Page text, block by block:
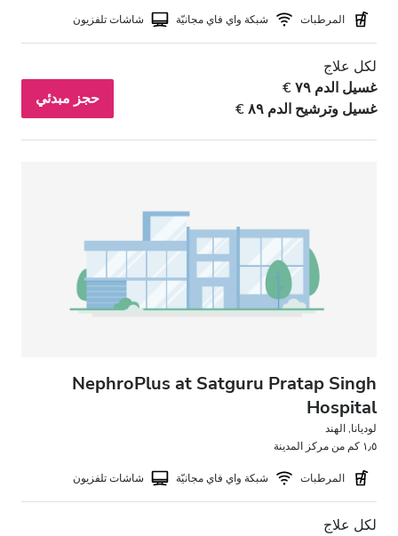
المرطبات شبكة واي فاي مجانيّة شاشات تلفزيون
لكل علاج
غسيل الدم ٧٩ €
غسيل وترشيح الدم ٨٩ €
حجز مبدئي
NephroPlus at Satguru Pratap Singh
Hospital
لوديانا, الهند
١٫٥ كم من مركز المدينة
المرطبات شبكة واي فاي مجانيّة شاشات تلفزيون
لكل علاج